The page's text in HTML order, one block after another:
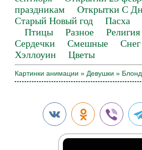
праздникам
Открытки С
Старый Новый год
Пасха
Птицы
Разное
Сердечки
Смешные Снег
Хэллоуин
Цветы
Картинки анимации » Девушки »